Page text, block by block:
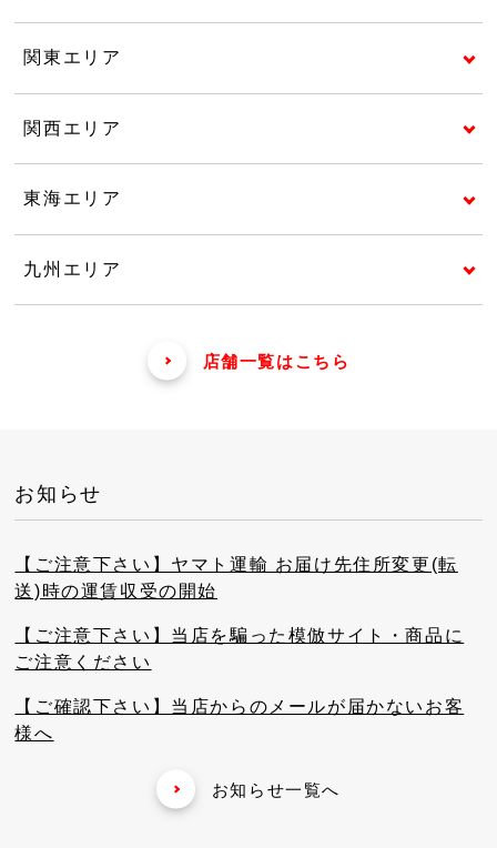
関東エリア
関西エリア
東海エリア
九州エリア
店舗一覧はこちら
お知らせ
【ご注意下さい】ヤマト運輸 お届け先住所変更(転
送)時の運賃収受の開始
【ご注意下さい】当店を騙った模倣サイト・商品に
ご注意ください
【ご確認下さい】当店からのメールが届かないお客
様へ
お知らせ一覧へ